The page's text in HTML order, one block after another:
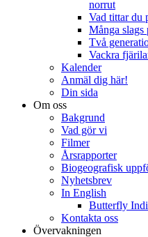
norrut
Vad tittar du
Många slags
Två
Vackra
Kalender
Anmäl dig här!
Din sida
Om oss
Bakgrund
Vad gör vi
Filmer
Årsrapporter
Biogeografisk
Nyhetsbrev
In English
Butterfly
Kontakta oss
Övervakningen